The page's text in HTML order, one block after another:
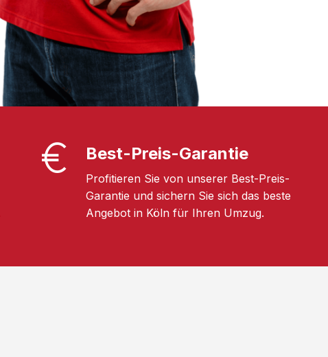
Best-Preis-Garantie
Profitieren Sie von unserer Best-Preis-
Garantie und sichern Sie sich das beste
Angebot in Köln für Ihren Umzug.